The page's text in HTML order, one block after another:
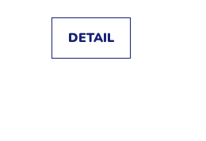
DETAIL